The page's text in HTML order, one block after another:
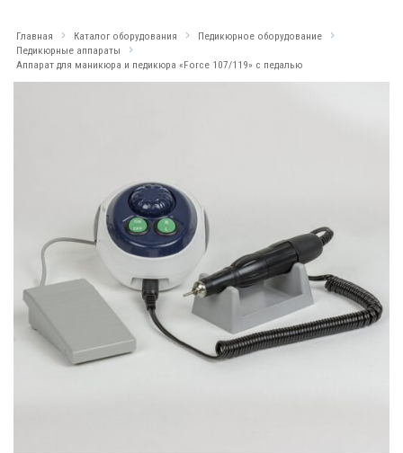
Главная Каталог оборудования
Педикюрное оборудование
Педикюрные аппараты
Аппарат для маникюра и педикюра «Force 107/119» с педалью